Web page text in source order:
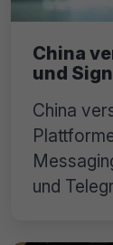
China
und
China
und